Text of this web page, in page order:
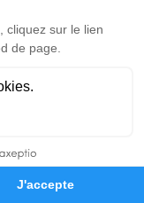
Hommages
Vallière
rends hommage